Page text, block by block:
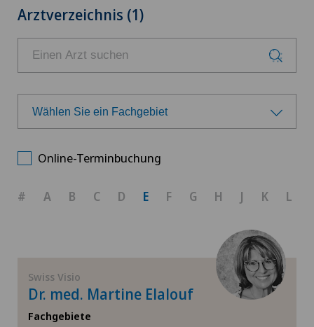
Arztverzeichnis (1)
Wählen Sie ein Fachgebiet
Netzhaut- und Makulaerkrankungen
Netzhautchirurgie
Online-Terminbuchung
# A B C D E F G H J K L
Swiss Visio
Dr. med. Martine Elalouf
Fachgebiete